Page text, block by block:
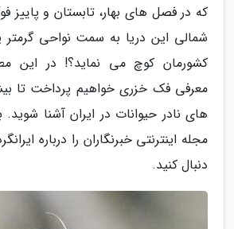
که در فصل های بهار، تابستان و پاییز
شمالی این دریا به سمت نواحی گرمتر
کشورمان کوچ می نماید؟! در این
معرفی فک خزری خواهیم پرداخت تا
های نادر حیوانات در ایران آشنا شوید.
مجله اینترنتی خبرنگاران را درباره
دنبال کنید.